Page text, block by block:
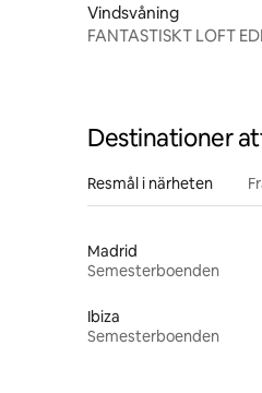
Vindsvåning
FANTASTISKT LOFT
Destinationer
Resmål i närheten
Madrid
Semesterboenden
Ibiza
Semesterboenden